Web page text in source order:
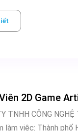
tiết
2D Game
TNHH CÔNG
Địa điểm làm việc: